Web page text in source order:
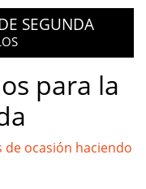
SEGUNDA
para la
ocasión haciendo